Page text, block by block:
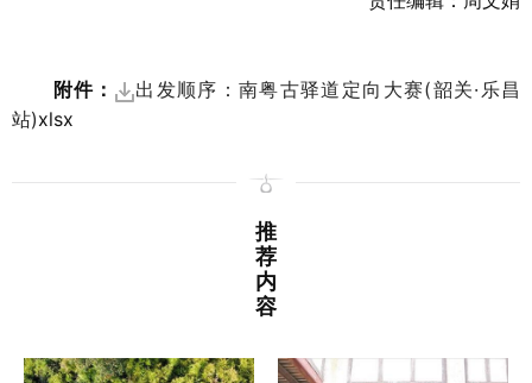
附件：
出发顺序：南粤古驿道定向大赛(韶关·乐昌
站)xlsx
推
荐
内
容